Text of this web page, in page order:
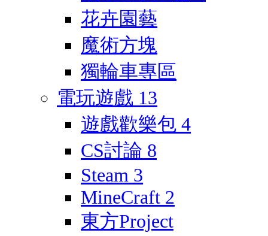
花卉園藝
魔術方塊
獨輪車專區
電玩遊戲 13
遊戲歡樂包 4
CS討論 8
Steam 3
MineCraft 2
東方Project